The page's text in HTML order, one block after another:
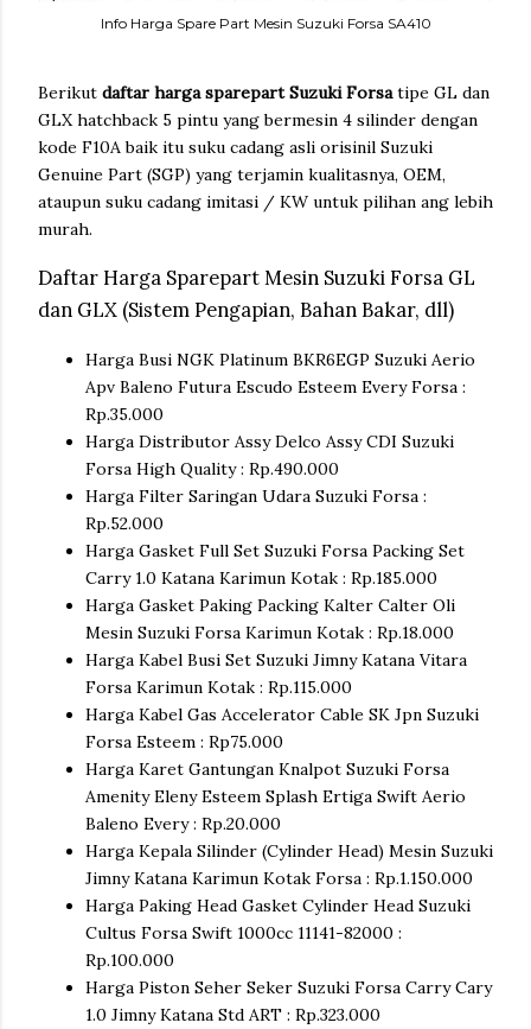
Info Harga Spare Part Mesin Suzuki Forsa SA410
Berikut daftar harga sparepart Suzuki Forsatipe GL dan
GLX hatchback 5 pintu yang bermesin 4 silinder dengan
kode F10A baik itu suku cadang asli orisinil Suzuki
Genuine Part (SGP) yang terjamin kualitasnya, OEM,
ataupun suku cadang imitasi / KW untuk pilihan ang lebih
murah.
Daftar Harga Sparepart Mesin Suzuki Forsa GL
dan GLX (Sistem Pengapian, Bahan Bakar, dll)
Harga Busi NGK Platinum BKR6EGP Suzuki Aerio
Apv Baleno Futura Escudo Esteem Every Forsa :
Rp.35.000
Harga Distributor Assy Delco Assy CDI Suzuki
Forsa High Quality : Rp.490.000
Harga Filter Saringan Udara Suzuki Forsa :
Rp.52.000
Harga Gasket Full Set Suzuki Forsa Packing Set
Carry 1.0 Katana Karimun Kotak : Rp.185.000
Harga Gasket Paking Packing Kalter Calter Oli
Mesin Suzuki Forsa Karimun Kotak : Rp.18.000
Harga Kabel Busi Set Suzuki Jimny Katana Vitara
Forsa Karimun Kotak : Rp.115.000
Harga Kabel Gas Accelerator Cable SK Jpn Suzuki
Forsa Esteem : Rp75.000
Harga Karet Gantungan Knalpot Suzuki Forsa
Amenity Eleny Esteem Splash Ertiga Swift Aerio
Baleno Every : Rp.20.000
Harga Kepala Silinder (Cylinder Head) Mesin Suzuki
Jimny Katana Karimun Kotak Forsa : Rp.1.150.000
Harga Paking Head Gasket Cylinder Head Suzuki
Cultus Forsa Swift 1000cc 11141-82000 :
Rp.100.000
Harga Piston Seher Seker Suzuki Forsa Carry Cary
1.0 Jimny Katana Std ART : Rp.323.000